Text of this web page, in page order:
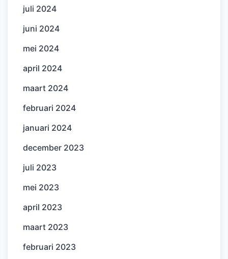
juli 2024
juni 2024
mei 2024
april 2024
maart 2024
februari 2024
januari 2024
december 2023
juli 2023
mei 2023
april 2023
maart 2023
februari 2023